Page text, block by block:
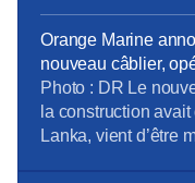
sein de l’UES
les résultats
vous. Si c’est
l’intéressement, la
questionne sur la
Orange Marine
nouveau câblier,
Photo : DR Le
la construction
Lanka, vient d’être